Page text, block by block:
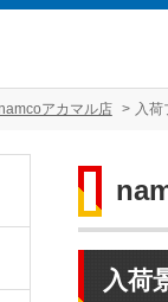
アカマル店 入荷
入荷